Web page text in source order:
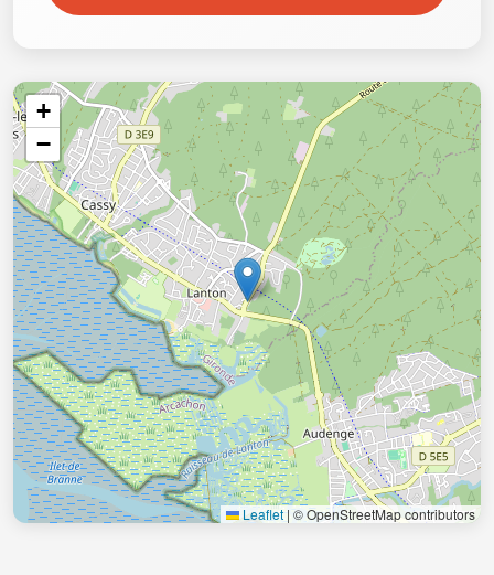
+
−
Leaflet | © OpenStreetMap contributors